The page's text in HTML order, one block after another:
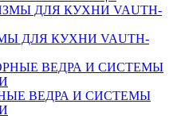
ДЛЯ КУХНИ VAUTH-
ВЕДРА И СИСТЕМЫ